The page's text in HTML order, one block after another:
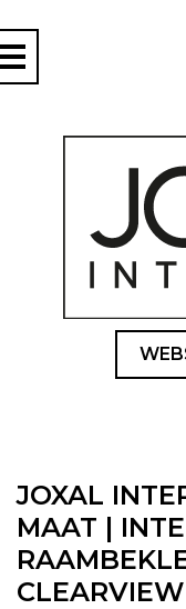
JOXAL
MAAT |
CLEARVIEW